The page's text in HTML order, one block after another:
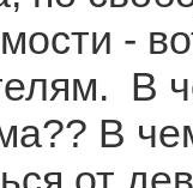
-
В
В